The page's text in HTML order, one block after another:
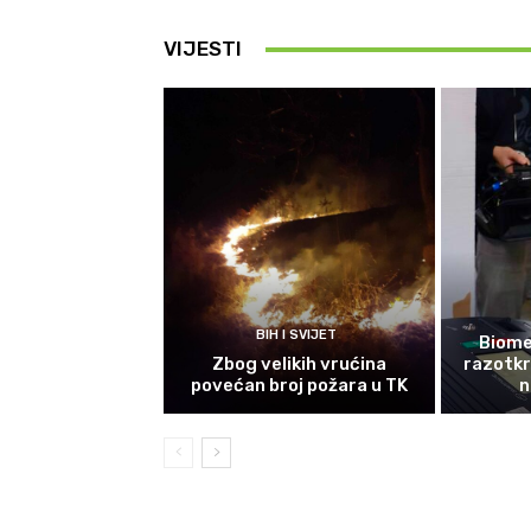
VIJESTI
BIH I SVIJET
Zbog velikih vrućina
povećan broj požara u TK